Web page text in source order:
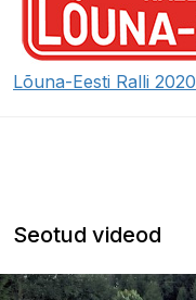
Lõuna-Eesti Ralli 2020
Seotud videod